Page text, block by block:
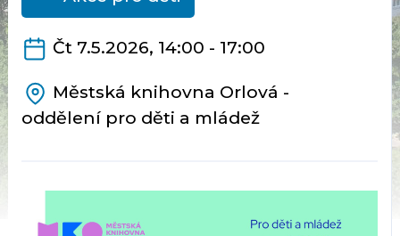
Čt 7.5.2026, 14:00 - 17:00
Městská knihovna Orlová -
oddělení pro děti a mládež